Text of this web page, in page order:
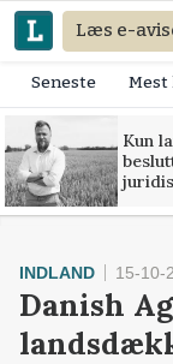
Læs e-
Seneste
Kun
INDLAND 15-10-
Danish